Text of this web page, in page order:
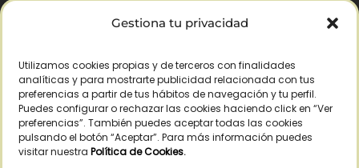
Gestiona tu privacidad
Utilizamos cookies propias y de terceros con finalidades
analíticas y para mostrarte publicidad relacionada con tus
preferencias a partir de tus hábitos de navegación y tu perfil.
Puedes configurar o rechazar las cookies haciendo click en “Ver
preferencias”. También puedes aceptar todas las cookies
pulsando el botón “Aceptar”. Para más información puedes
visitar nuestra Política de Cookies.
CSR and Fundación Gómez-Pintado
Recognitions